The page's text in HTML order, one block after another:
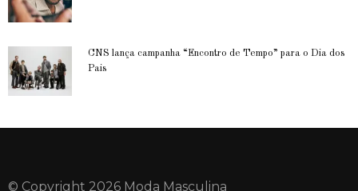
CNS lança campanha “Encontro de Tempo” para o Dia dos
Pais
© Copyright 2026 Moda Masculina